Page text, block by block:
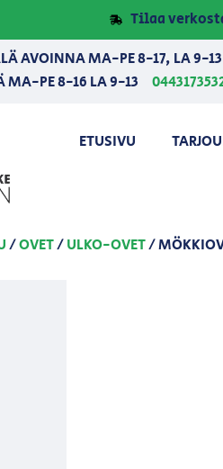
Tilaa
AVOINNA MA-PE 8-17, LA 9-13
MA-PE 8-16 LA 9-13
ETUSIVU
/OVET/ULKO-OVET/